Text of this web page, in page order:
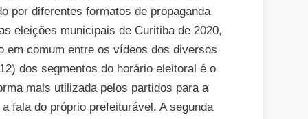
por diferentes formatos de propaganda
eleições municipais de Curitiba de 2020,
em comum entre os vídeos dos diversos
dos segmentos do horário eleitoral é o
mais utilizada pelos partidos para a
fala do próprio prefeiturável. A segunda